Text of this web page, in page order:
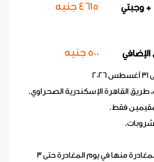
+ وجبتي
4615 جنيه
500 جنيه
القاهرة الإسكندرية الصحراوي.
فقط.
يتم استلام الغرف 11 صباحًا والمغادرة منها في يوم المغادرة حتى 3